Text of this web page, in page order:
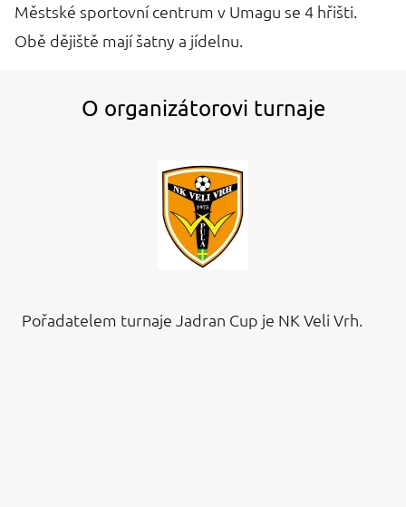
Městské sportovní centrum v Umagu se 4 hřišti.
Obě dějiště mají šatny a jídelnu.
O organizátorovi turnaje
Pořadatelem turnaje Jadran Cup je NK Veli Vrh.